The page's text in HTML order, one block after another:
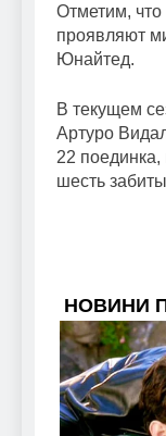
Отметим, что
проявляют
Юнайтед.
В текущем
Артуро
22 поединка,
шесть